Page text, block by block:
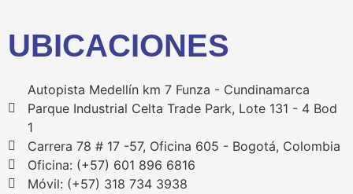
UBICACIONES
Autopista Medellín km 7 Funza - Cundinamarca
Parque Industrial Celta Trade Park, Lote 131 - 4 Bod
1
Carrera 78 # 17 -57, Oficina 605 - Bogotá, Colombia
Oficina: (+57) 601 896 6816
Móvil: (+57) 318 734 3938